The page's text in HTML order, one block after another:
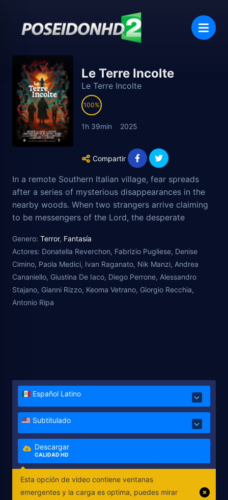
Le Terre Incolte
Le Terre Incolte
100
1h 39min 2025
Compartir
In a remote Southern Italian village, fear spreads
after a series of mysterious disappearances in the
nearby woods. When two strangers arrive claiming
to be messengers of the Lord, the desperate
woman, who, with the help of a free-spirited girl and
an outcast accused of witchcraft, uncovers a darker
truth that lies beyond
Genero: Terror, Fantasía
Actores: Donatella Reverchon, Fabrizio Pugliese, Denise
Cimino, Paola Medici, Ivan Raganato, Nik Manzi, Andrea
Cananiello, Giustina De Iaco, Diego Perrone, Alessandro
Stajano, Gianni Rizzo, Keoma Vetrano, Giorgio Recchia,
Antonio Ripa
Español Latino
Subtitulado
Descargar
CALIDAD HD
Esta opción de video contiene ventanas
emergentes y la carga es optima, puedes mirar